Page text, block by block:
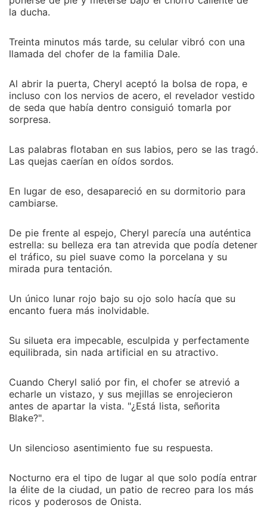
la ducha.
Treinta minutos más tarde, su celular vibró con una
llamada del chofer de la familia Dale.
Al abrir la puerta, Cheryl aceptó la bolsa de ropa, e
incluso con los nervios de acero, el revelador vestido
de seda que había dentro consiguió tomarla por
sorpresa.
Las palabras flotaban en sus labios, pero se las tragó.
Las quejas caerían en oídos sordos.
En lugar de eso, desapareció en su dormitorio para
cambiarse.
De pie frente al espejo, Cheryl parecía una auténtica
estrella: su belleza era tan atrevida que podía detener
el tráfico, su piel suave como la porcelana y su
mirada pura tentación.
Un único lunar rojo bajo su ojo solo hacía que su
encanto fuera más inolvidable.
Su silueta era impecable, esculpida y perfectamente
equilibrada, sin nada artificial en su atractivo.
Cuando Cheryl salió por fin, el chofer se atrevió a
echarle un vistazo, y sus mejillas se enrojecieron
antes de apartar la vista. "¿Está lista, señorita
Blake?".
Un silencioso asentimiento fue su respuesta.
Nocturno era el tipo de lugar al que solo podía entrar
la élite de la ciudad, un patio de recreo para los más
ricos y poderosos de Onista.